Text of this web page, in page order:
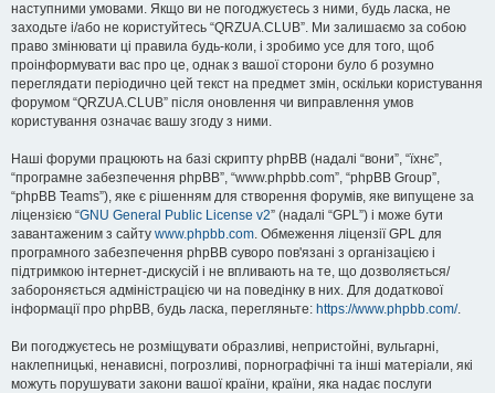
наступними умовами. Якщо ви не погоджуєтесь з ними, будь ласка, не
заходьте і/або не користуйтесь “QRZUA.CLUB”. Ми залишаємо за собою
право змінювати ці правила будь-коли, і зробимо усе для того, щоб
проінформувати вас про це, однак з вашої сторони було б розумно
переглядати періодично цей текст на предмет змін, оскільки користування
форумом “QRZUA.CLUB” після оновлення чи виправлення умов
користування означає вашу згоду з ними.
Наші форуми працюють на базі скрипту phpBB (надалі “вони”, “їхнє”,
“програмне забезпечення phpBB”, “www.phpbb.com”, “phpBB Group”,
“phpBB Teams”), яке є рішенням для створення форумів, яке випущене за
ліцензією “GNU General Public License v2” (надалі “GPL”) і може бути
завантаженим з сайту www.phpbb.com. Обмеження ліцензії GPL для
програмного забезпечення phpBB суворо пов'язані з організацією і
підтримкою інтернет-дискусій і не впливають на те, що дозволяється/
забороняється адміністрацією чи на поведінку в них. Для додаткової
інформації про phpBB, будь ласка, перегляньте: https://www.phpbb.com/.
Ви погоджуєтесь не розміщувати образливі, непристойні, вульгарні,
наклепницькі, ненависні, погрозливі, порнографічні та інші матеріали, які
можуть порушувати закони вашої країни, країни, яка надає послуги